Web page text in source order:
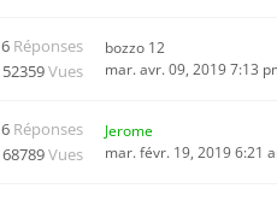
6 Réponses
52359Vues
bozzo 12
mar. avr. 09, 2019 7:13
6 Réponses
68789Vues
Jerome
mar. févr. 19, 2019 6:21